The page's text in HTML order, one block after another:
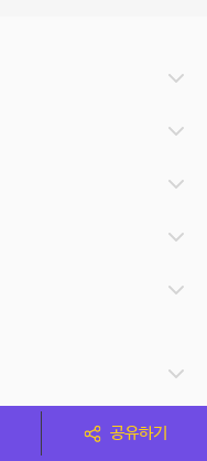
공유하기
자가 아닙니다. 따라서 스페이스클